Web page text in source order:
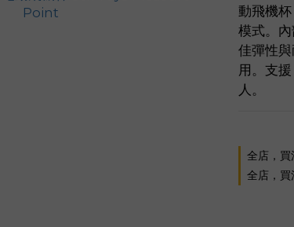
動飛機
模式。
佳彈性
用。支
人。
全店，
全店，